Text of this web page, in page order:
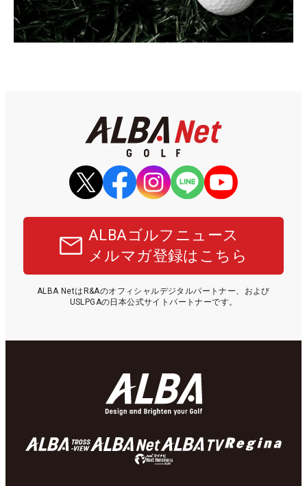
ALBAゴルフニュース
メルマガ登録はこちら
ALBA NetはR&Aのオフィシャルデジタルパートナー、および
USLPGAの日本公式サイトパートナーです。